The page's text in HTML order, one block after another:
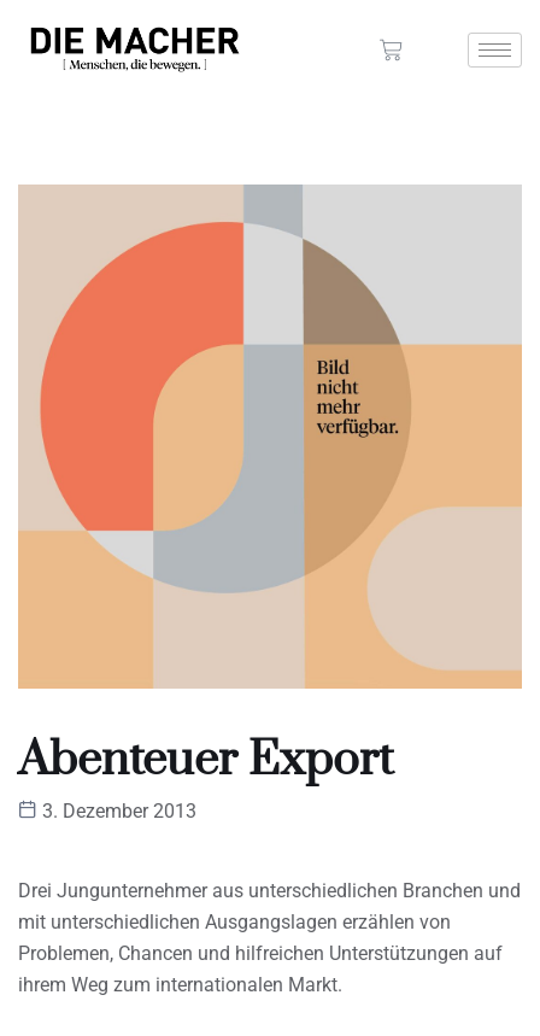
Abenteuer Export
3. Dezember 2013
Drei Jungunternehmer aus unterschiedlichen Branchen und
mit unterschiedlichen Ausgangslagen erzählen von
Problemen, Chancen und hilfreichen Unterstützungen auf
ihrem Weg zum internationalen Markt.